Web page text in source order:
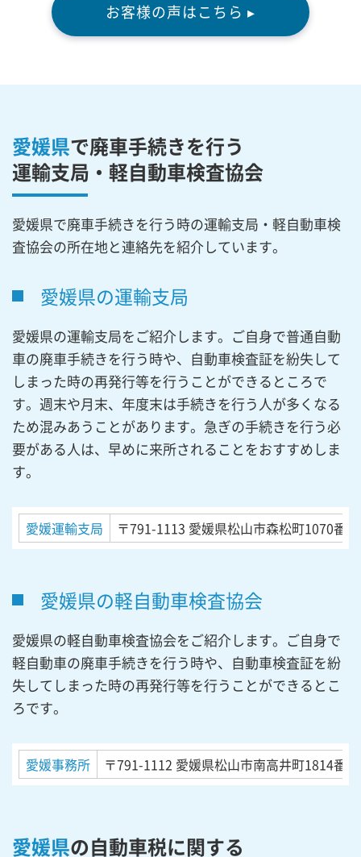
お客様の声はこちら ▸
愛媛県で廃車手続きを行う
運輸支局・軽自動車検査協会
愛媛県で廃車手続きを行う時の運輸支局・軽自動車検
査協会の所在地と連絡先を紹介しています。
愛媛県の運輸支局
愛媛県の運輸支局をご紹介します。ご自身で普通自動
車の廃車手続きを行う時や、自動車検査証を紛失して
しまった時の再発行等を行うことができるところで
す。週末や月末、年度末は手続きを行う人が多くなる
ため混みあうことがあります。急ぎの手続きを行う必
要がある人は、早めに来所されることをおすすめしま
す。
愛媛運輸支局 〒791-1113 愛媛県松山市森松町1070番地
愛媛県の軽自動車検査協会
愛媛県の軽自動車検査協会をご紹介します。ご自身で
軽自動車の廃車手続きを行う時や、自動車検査証を紛
失してしまった時の再発行等を行うことができるとこ
ろです。
愛媛事務所 〒791-1112 愛媛県松山市南高井町1814番
愛媛県の自動車税に関する